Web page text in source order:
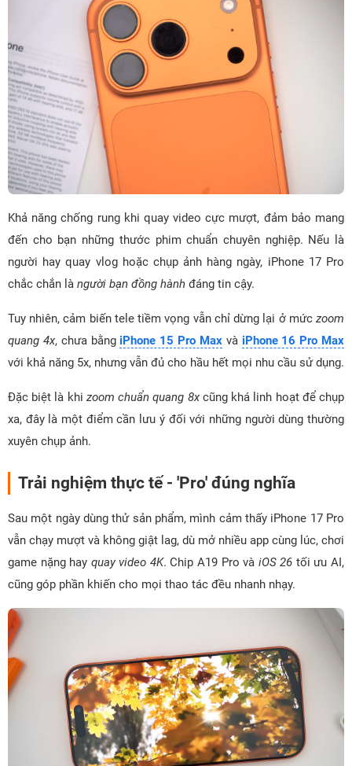
Khả năng chống rung khi quay video cực mượt, đảm bảo mang
đến cho bạn những thước phim chuẩn chuyên nghiệp. Nếu là
người hay quay vlog hoặc chụp ảnh hàng ngày, iPhone 17 Pro
chắc chắn là người bạn đồng hành đáng tin cậy.
Tuy nhiên, cảm biến tele tiềm vọng vẫn chỉ dừng lại ở mức zoom
quang 4x, chưa bằng iPhone 15 Pro Maxvà iPhone 16 Pro Max
với khả năng 5x, nhưng vẫn đủ cho hầu hết mọi nhu cầu sử dụng.
Đặc biệt là khi zoom chuẩn quang 8xcũng khá linh hoạt để chụp
xa, đây là một điểm cần lưu ý đối với những người dùng thường
xuyên chụp ảnh.
Trải nghiệm thực tế - 'Pro' đúng nghĩa
Sau một ngày dùng thử sản phẩm, mình cảm thấy iPhone 17 Pro
vẫn chạy mượt và không giật lag, dù mở nhiều app cùng lúc, chơi
game nặng hay quay video 4K. Chip A19 Pro và iOS 26 tối ưu AI,
cũng góp phần khiến cho mọi thao tác đều nhanh nhạy.